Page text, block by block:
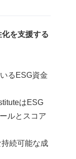
を支援する
るESG資金
はESG
ルとスコア
続可能な成